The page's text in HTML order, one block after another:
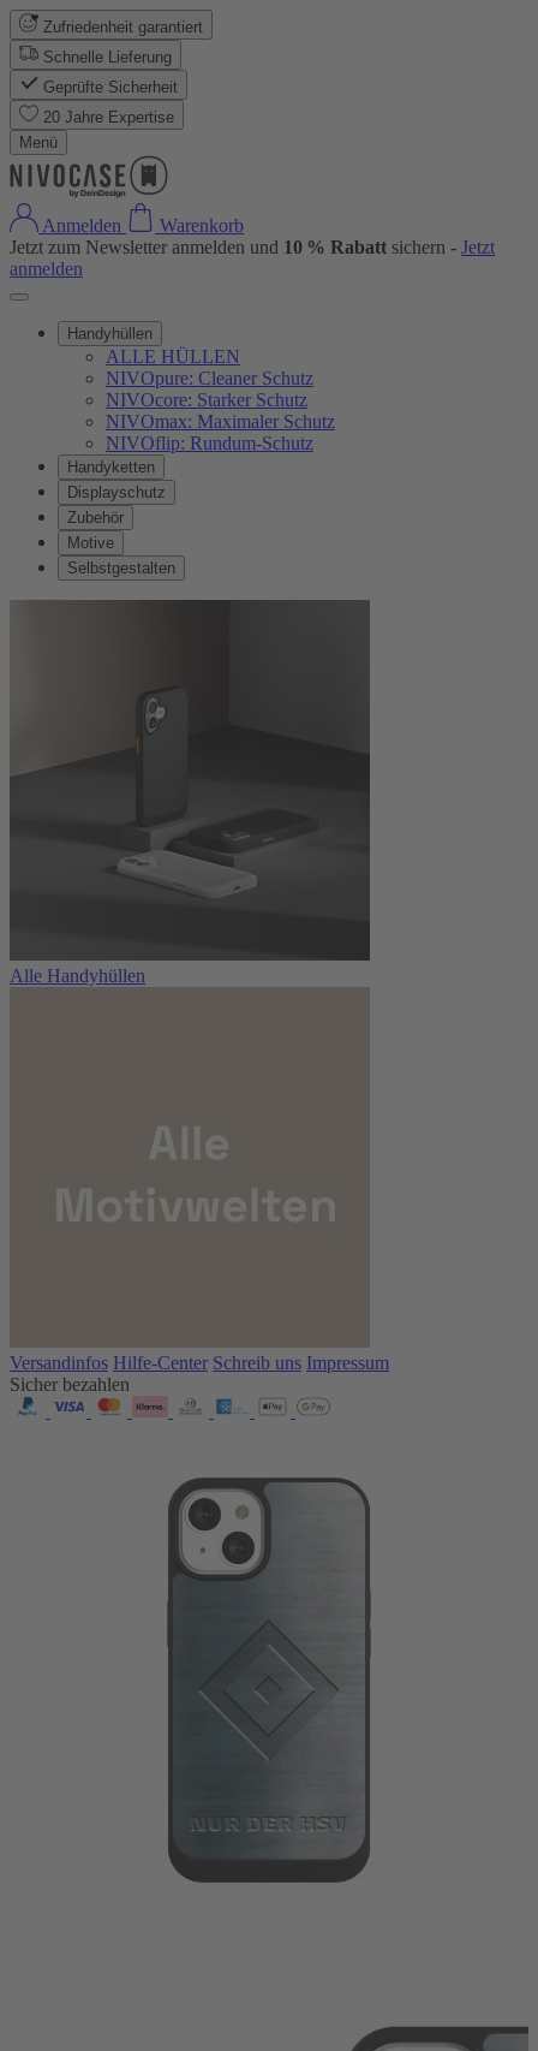
Zufriedenheit garantiert
Schnelle Lieferung
Geprüfte Sicherheit
20 Jahre Expertise
Menü
Anmelden
Warenkorb
Jetzt zum Newsletter anmelden und 10 % Rabatt sichern - Jetzt
anmelden
Handyhüllen
ALLE HÜLLEN
NIVOpure: Cleaner Schutz
NIVOcore: Starker Schutz
NIVOmax: Maximaler Schutz
NIVOflip: Rundum-Schutz
Handyketten
Displayschutz
Zubehör
Motive
Selbstgestalten
Alle Handyhüllen
Versandinfos Hilfe-Center Schreib uns Impressum
Sicher bezahlen